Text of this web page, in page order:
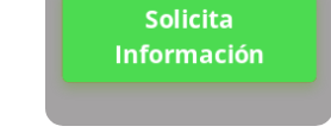
Solicita
Información